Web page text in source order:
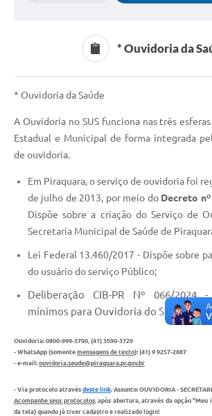
* Ouvidoria da
* Ouvidoria da Saúde
A Ouvidoria no SUS funciona nas três
Estadual e Municipal de forma integrada
de ouvidoria.
Em Piraquara, o serviço de ouvidoria foi
de julho de 2013, por meio do Decreto
Dispõe sobre a criação do Serviço de
Secretaria Municipal de Saúde de
Lei Federal 13.460/2017 - Dispõe sobre
do usuário do serviço Público;
Deliberação CIB-PR Nº 066/2024
mínimos para Ouvidoria do SUS
Ouvidoria:0800-999-3700, (41) 3590-3729
- WhatsApp (somentemensagens de texto): (41) 9 9257-2887
- e-mail:ouvidoria.saude@piraquara.pr.gov.br
- Via protocolo atravésdeste link. Assunto: OUVIDORIA -
Acompanhe seus protocolos, após abertura, através da opção"Meu
da tela) quando já tiver cadastro e realizado login!